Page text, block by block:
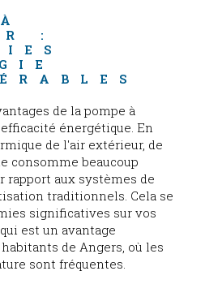
À
:
de la pompe à
énergétique. En
de l'air extérieur, de
consomme beaucoup
aux systèmes de
traditionnels. Cela se
significatives sur vos
est un avantage
de Angers, où les
sont fréquentes.